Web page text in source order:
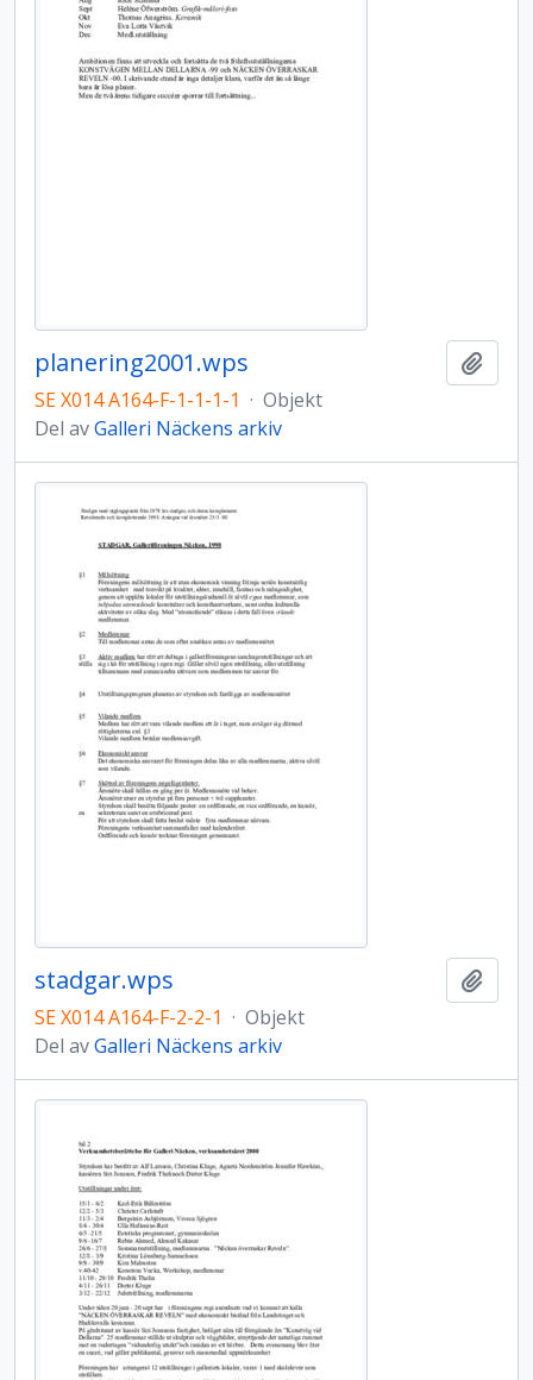
planering2001.wps
SE X014 A164-F-1-1-1-1 · Objekt
Del avGalleri Näckens arkiv
stadgar.wps
SE X014 A164-F-2-2-1 · Objekt
Del avGalleri Näckens arkiv